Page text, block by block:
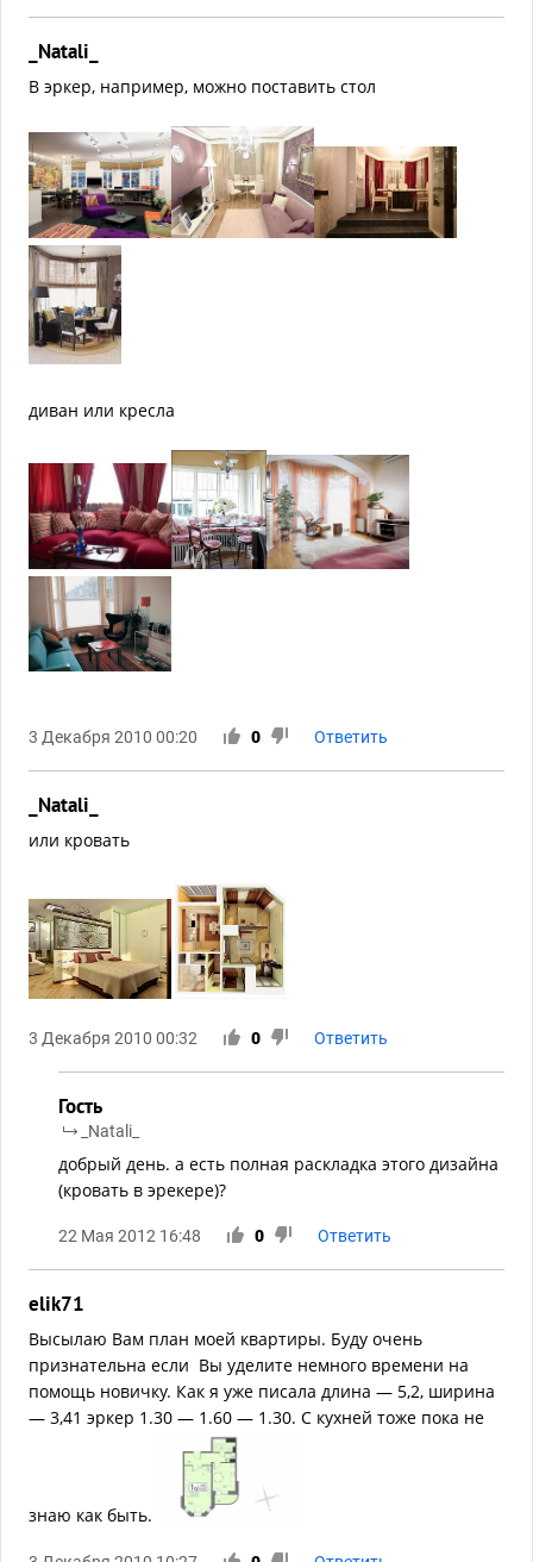
_Natali_
В эркер, например, можно поставить стол
диван или кресла
3 Декабря 2010 00:20 0 Ответить
_Natali_
или кровать
3 Декабря 2010 00:32 0 Ответить
Гость
_Natali_
добрый день. а есть полная раскладка этого дизайна
(кровать в эрекере)?
22 Мая 2012 16:48 0 Ответить
elik71
Высылаю Вам план моей квартиры. Буду очень
признательна если Вы уделите немного времени на
помощь новичку. Как я уже писала длина — 5,2, ширина
— 3,41 эркер 1.30 — 1.60 — 1.30. С кухней тоже пока не
знаю как быть.